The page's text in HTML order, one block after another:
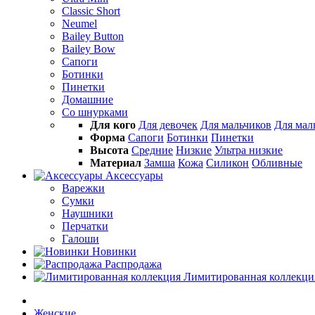
Classic Short
Neumel
Bailey Button
Bailey Bow
Сапоги
Ботинки
Пинетки
Домашние
Со шнурками
Для кого Для девочек Для мальчиков Для
Форма Сапоги Ботинки Пинетки
Высота Средние Низкие Ультра низкие
Материал Замша Кожа Силикон Обливные
Аксессуары
Варежки
Сумки
Наушники
Перчатки
Галоши
Новинки
Распродажа
Лимитированная